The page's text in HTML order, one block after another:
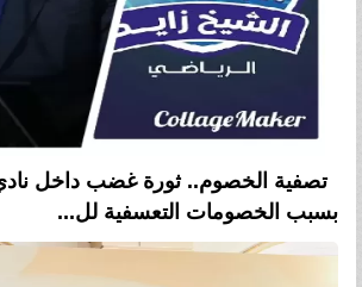
تصفية الخصوم.. ثورة غضب داخل
بسبب الخصومات التعسفية لل...